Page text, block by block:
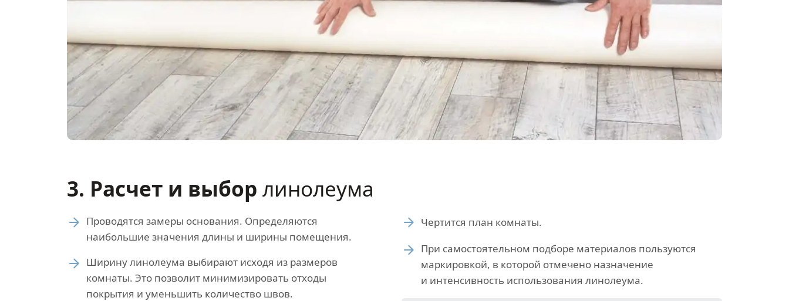
3. Расчет и выбор линолеума
Проводятся замеры основания. Определяются
наибольшие значения длины и ширины помещения.
Ширину линолеума выбирают исходя из размеров
комнаты. Это позволит минимизировать отходы
покрытия и уменьшить количество швов.
Чертится план комнаты.
При самостоятельном подборе материалов пользуются
маркировкой, в которой отмечено назначение
и интенсивность использования линолеума.